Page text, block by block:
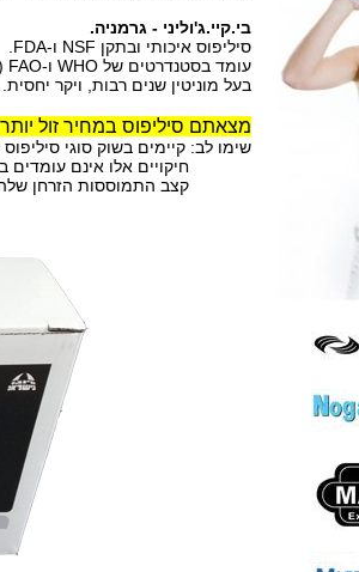
בי.קיי.ג'וליני - גרמניה.
סיליפוס איכותי ובתקן NSF ו-FDA.
עומד בסטנדרטים של WHO ו-FAO (ארגון הבריאות העולמי וארגון המזון והחקלאות של האו"ם).
בעל מוניטין שנים רבות, ויקר יחסית.
מצאתם סיליפוס במחיר זול
שימו לב: קיימים בשוק סוגי
חיקויים אלו אינם עומדים
קצב התמוססות הזרחן שלהם